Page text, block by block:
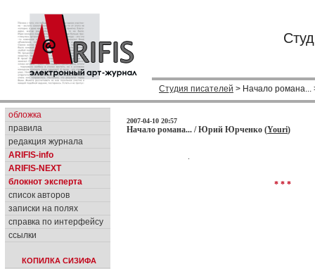
Студия писателей > Начало романа...
обложка
правила
редакция журнала
ARIFIS-info
ARIFIS-NEXT
блокнот эксперта
список авторов
записки на полях
справка по интерфейсу
ссылки
КОПИЛКА СИЗИФА
2007-04-10 20:57
Начало романа... / Юрий Юрченко (Youri)
.
* * *